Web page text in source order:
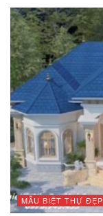
MẪU BIỆT THỰ ĐẸP